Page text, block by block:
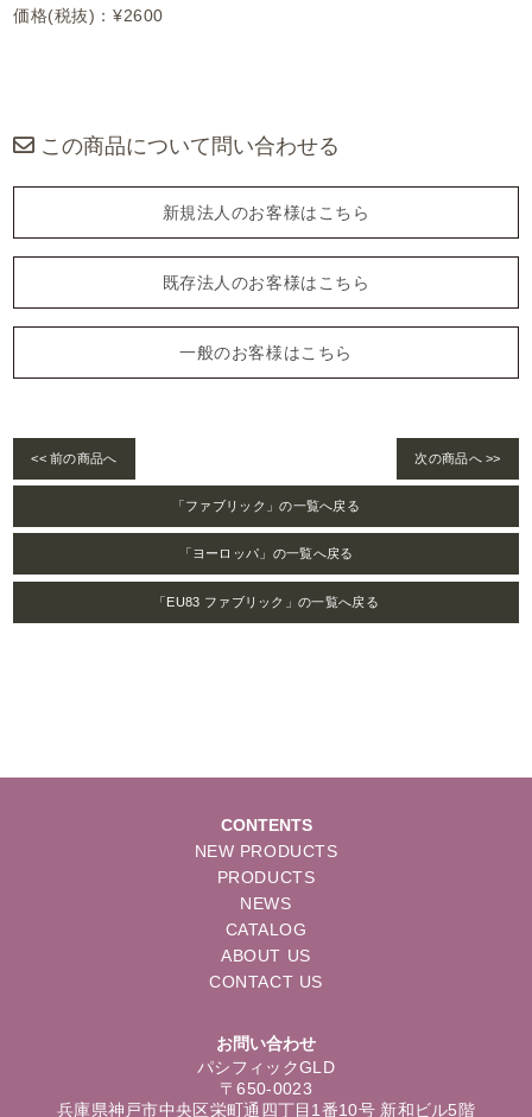
価格(税抜)：¥2600
この商品について問い合わせる
新規法人のお客様はこちら
既存法人のお客様はこちら
一般のお客様はこちら
<< 前の商品へ 次の商品へ >>
「ファブリック」の一覧へ戻る
「ヨーロッパ」の一覧へ戻る
「EU83 ファブリック」の一覧へ戻る
CONTENTS
NEW PRODUCTS
PRODUCTS
NEWS
CATALOG
ABOUT US
CONTACT US
お問い合わせ
パシフィックGLD
〒650-0023
兵庫県神戸市中央区栄町通四丁目1番10号 新和ビル5階